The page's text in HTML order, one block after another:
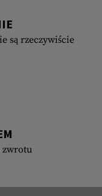
są rzeczywiście
zwrotu